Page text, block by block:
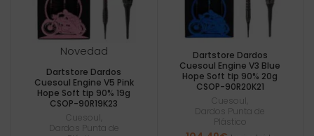
Novedad
Dartstore Dardos
Cuesoul Engine V5 Pink
Hope Soft tip 90% 19g
CSOP-90R19K23
Cuesoul
Dardos Punta de
Dartstore Dardos
Cuesoul Engine V3 Blue
Hope Soft tip 90% 20g
CSOP-90R20K21
Cuesoul
Dardos Punta de
Plástico